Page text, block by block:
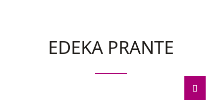
EDEKA PRANTE